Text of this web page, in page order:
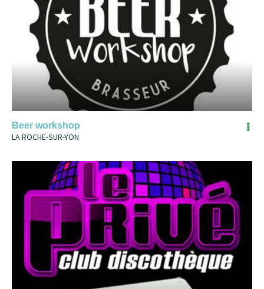
Beer workshop
LA ROCHE-SUR-YON